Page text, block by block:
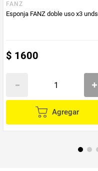
FANZ
Esponja FANZ doble uso x3 unds
$ 1600
Agregar